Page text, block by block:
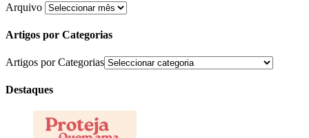
Arquivo
Artigos por Categorias
Artigos por Categorias
Destaques